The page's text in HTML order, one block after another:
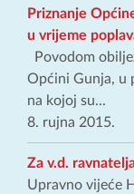
Priznanje
u vrijeme
Povodom
Općini Gunja, u
na kojoj su...
8. rujna 2015.
Za v.d.
Upravno vijeće